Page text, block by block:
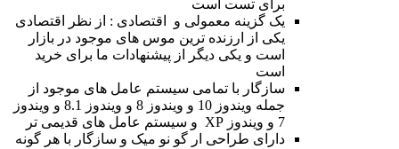
برای تست است
یک گزینه معمولی و اقتصادی : از نظر اقتصادی
یکی از ارزنده ترین موس های موجود در بازار
است و یکی دیگر از پیشنهادات ما برای خرید
است
سازگار با تمامی سیستم عامل های موجود از
جمله ویندوز 10 و ویندوز 8 و ویندوز 8.1 و ویندوز
7 و ویندوز XP و سیستم عامل های قدیمی تر
دارای طراحی ار گو نو میک و سازگار با هر گونه